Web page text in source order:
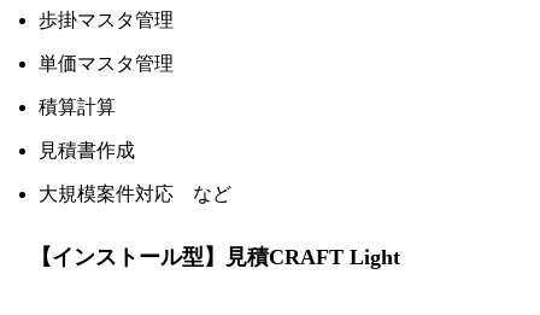
歩掛マスタ管理
単価マスタ管理
積算計算
見積書作成
大規模案件対応 など
【インストール型】見積CRAFT Light